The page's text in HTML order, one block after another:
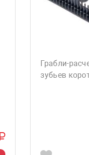
Грабли-
зубьев